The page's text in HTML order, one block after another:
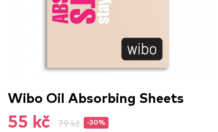
Wibo Oil Absorbing Sheets
55 kč 79 kč -30%